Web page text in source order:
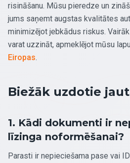
risināšanu. Mūsu pieredze un
jums saņemt augstas kvalitātes
minimizējot jebkādus riskus.
varat uzzināt, apmeklējot mūsu lapu
Eiropas.
Biežāk uzdotie
1. Kādi dokumenti ir
līzinga noformēšanai?
Parasti ir nepieciešama pase vai